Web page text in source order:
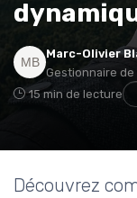
Marc-Olivier
Gestionnaire
15 min de lecture
Découvrez